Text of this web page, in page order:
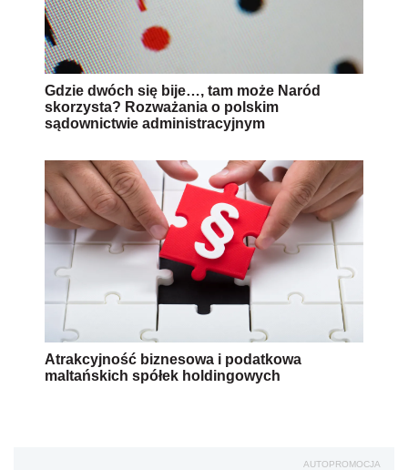
Gdzie dwóch się bije…, tam może Naród
skorzysta? Rozważania o polskim
sądownictwie administracyjnym
Atrakcyjność biznesowa i podatkowa
maltańskich spółek holdingowych
AUTOPROMOCJA